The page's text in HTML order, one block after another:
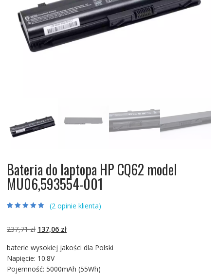
Bateria do laptopa HP CQ62 model
MU06,593554-001
ocen klientów
(2opinie klienta)
237,71zł Pierwotna
wynosiła:
237,71 zł.
137,06 złAktualna
wynosi:
baterie wysokiej jakości dla Polski
Napięcie: 10.8V
Pojemność: 5000mAh (55Wh)